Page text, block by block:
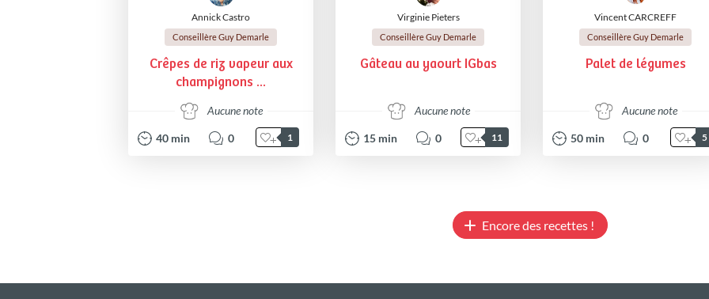
Annick Castro
Conseillère Guy Demarle
Crêpes de riz vapeur aux
champignons ...
Aucune note
40 min 0 1
Virginie Pieters
Conseillère Guy Demarle
Gâteau au yaourt IGbas
Aucune note
15 min 0 11
Vincent CARCREFF
Conseillère Guy Demarle
Palet de légumes
Aucune note
50 min 0 5
Encore des recettes !